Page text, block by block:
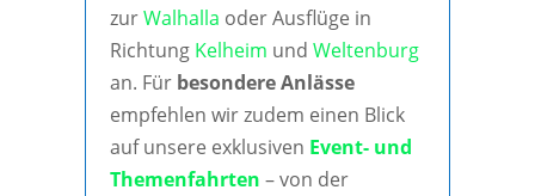
zurWalhalla oder Ausflüge in
Richtung Kelheim und Weltenburg
an. Für besondere Anlässe
empfehlen wir zudem einen Blick
auf unsere exklusiven Event- und
Themenfahrten – von der